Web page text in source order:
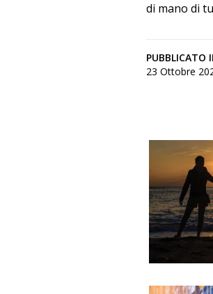
di mano di
PUBBLICATO
23 Ottobre